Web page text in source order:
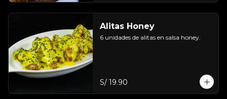
Alitas Honey
6 unidades de alitas en salsa honey.
S/ 19.90